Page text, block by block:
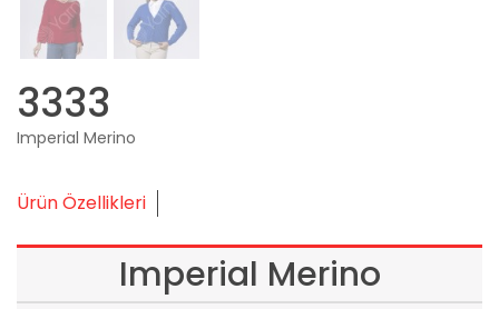
3333
Imperial Merino
Ürün Özellikleri
Imperial Merino